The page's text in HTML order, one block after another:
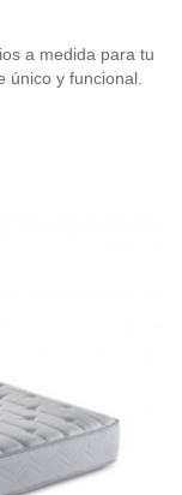
a medida para tu
único y funcional.